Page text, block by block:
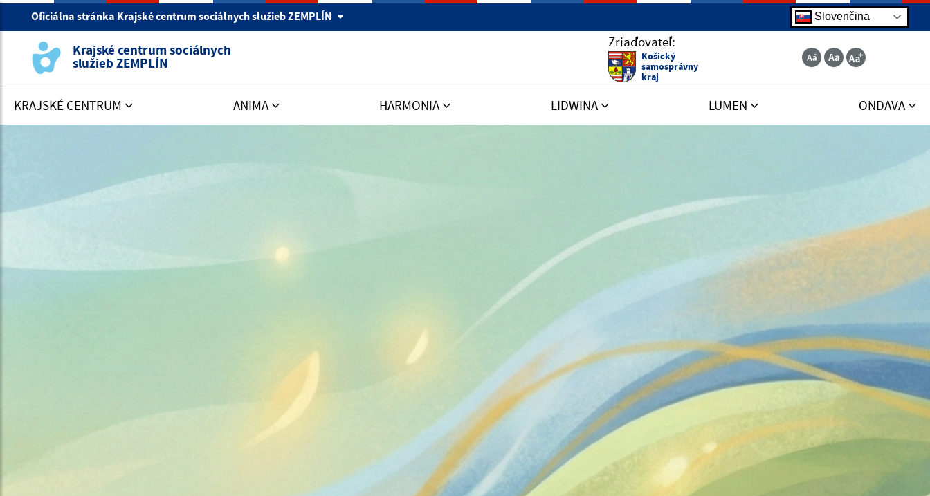
Oficiálna stránka Krajské centrum sociálnych služieb ZEMPLÍN Slovenčina
Krajské centrum sociálnych
služieb ZEMPLÍN
Zriaďovateľ:
Košický
samosprávny
kraj
KRAJSKÉ CENTRUM ANIMA HARMONIA LIDWINA LUMEN ONDAVA